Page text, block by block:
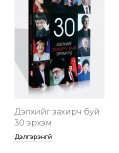
Дэлхийг захирч буй
30 эрхэм
Дэлгэрэнгүй